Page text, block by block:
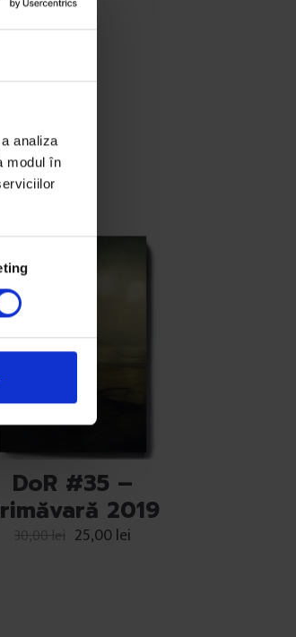
analiza
modul în
DoR #35 –
2019
30,00lei 25,00lei